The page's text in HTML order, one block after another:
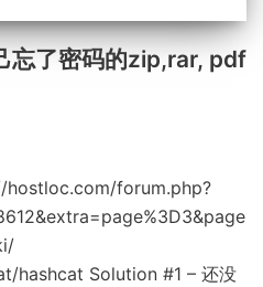
忘了密码的zip,rar, pdf
forum.php?
hashcat Solution #1 – 还没